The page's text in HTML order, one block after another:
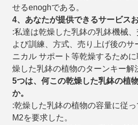
せるenoghである。
4、あなたが提供できるサービス
:私達は乾燥した乳鉢の乳鉢機械
よび訓練、方式、売り上げ後のサ
ニカル サポート等乾燥するため
燥した乳鉢の植物のターンキー解
5つは、何この乾燥した乳鉢の植
か。
:乾燥した乳鉢の植物の容量に従
M2を要求した。